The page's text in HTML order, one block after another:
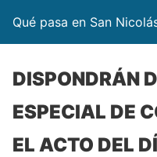
Qué pasa en San
DISPONDRÁN
ESPECIAL DE
EL ACTO DEL